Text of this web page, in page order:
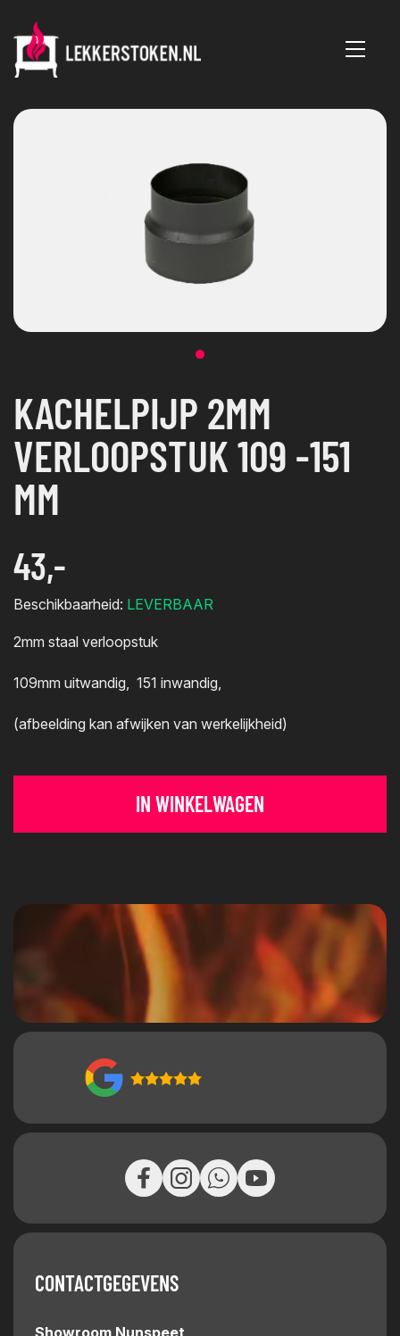
KACHELPIJP 2MM
VERLOOPSTUK 109 -151
MM
43,-
2mm staal verloopstuk
109mm uitwandig, 151 inwandig,
(afbeelding kan afwijken van werkelijkheid)
Beschikbaarheid: LEVERBAAR
IN WINKELWAGEN
CONTACTGEGEVENS